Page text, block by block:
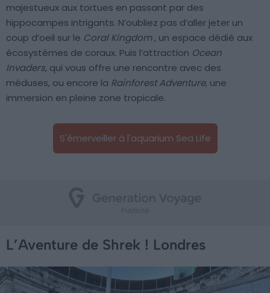
majestueux aux tortues en passant par des
hippocampes intrigants. N’oubliez pas d’aller jeter un
coup d’oeil sur le Coral Kingdom, un espace dédié aux
écosystèmes de coraux. Puis l’attraction Ocean
Invaders, qui vous offre une rencontre avec des
méduses, ou encore la Rainforest Adventure, une
immersion en pleine zone tropicale.
S'émerveiller à l'aquarium Sea Life
L’Aventure de Shrek ! Londres